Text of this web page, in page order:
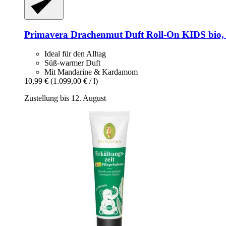
Primavera Drachenmut Duft Roll-​On KIDS bio,
Ideal für den Alltag
Süß-warmer Duft
Mit Mandarine & Kardamom
10,99 € (1.099,00 € / l)
Zustellung bis 12. August